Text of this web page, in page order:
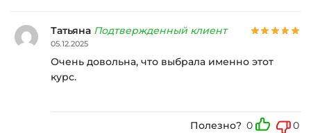
Татьяна Подтвержденный клиент
05.12.2025
Очень довольна, что выбрала именно этот
курс.
Полезно? 0 0